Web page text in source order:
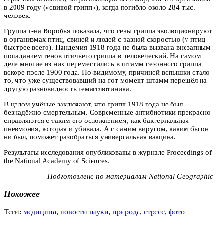
в 2009 году («свиной грипп»), когда погибло около 284 тыс.
человек.
Группа г-на Воробья показала, что гены гриппа эволюционируют
в организмах птиц, свиней и людей с разной скоростью (у птиц
быстрее всего). Пандемия 1918 года не была вызвана внезапным
попаданием генов птичьего гриппа в человеческий. На самом
деле многие из них переместились в штамм сезонного гриппа
вскоре после 1900 года. По-видимому, причиной вспышки стало
то, что уже существовавший на тот момент штамм перешёл на
другую разновидность гемагглютинина.
В целом учёные заключают, что грипп 1918 года не был
безнадёжно смертельным. Современные антибиотики прекрасно
справляются с таким его осложнением, как бактериальная
пневмония, которая и убивала. А с самим вирусом, каким бы он
ни был, поможет разобраться универсальная вакцина.
Результаты исследования опубликованы в журнале Proceedings of
the National Academy of Sciences.
Подготовлено по материалам National Geographic
Похожее
Теги: медицина, новости науки, природа, стресс, фото